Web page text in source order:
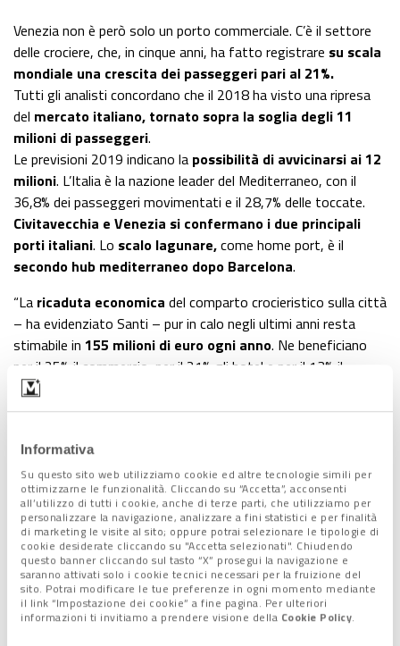
Informativa
Su questo sito web utilizziamo cookie ed altre tecnologie simili per
ottimizzarne le funzionalità. Cliccando su “Accetta”, acconsenti
all’utilizzo di tutti i cookie, anche di terze parti, che utilizziamo per
personalizzare la navigazione, analizzare a fini statistici e per finalità
di marketing le visite al sito; oppure potrai selezionare le tipologie di
cookie desiderate cliccando su "Accetta selezionati". Chiudendo
questo banner cliccando sul tasto “X” prosegui la navigazione e
saranno attivati solo i cookie tecnici necessari per la fruizione del
sito. Potrai modificare le tue preferenze in ogni momento mediante
il link “Impostazione dei cookie” a fine pagina. Per ulteriori
informazioni ti invitiamo a prendere visione della Cookie Policy.
Venezia non è però solo un porto commerciale. C’è il settore
delle crociere, che, in cinque anni, ha fatto registrare su scala
mondiale una crescita dei passeggeri pari al 21%.
Tutti gli analisti concordano che il 2018 ha visto una ripresa
del mercato italiano, tornato sopra la soglia degli 11
milioni di passeggeri.
Le previsioni 2019 indicano la possibilità di avvicinarsi ai 12
milioni. L’Italia è la nazione leader del Mediterraneo, con il
36,8% dei passeggeri movimentati e il 28,7% delle toccate.
Civitavecchia e Venezia si confermano i due principali
porti italiani. Lo scalo lagunare,come home port, è il
secondo hub mediterraneo dopo Barcelona.
“La ricaduta economica del comparto crocieristico sulla città
– ha evidenziato Santi – pur in calo negli ultimi anni resta
stimabile in 155 milioni di euro ogni anno. Ne beneficiano
per il 25% il commercio, per il 21% gli hotel e per il 13% il
comparto food and beverage”.